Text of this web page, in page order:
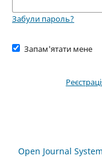
Забули пароль?
Запам'ятати мене
Open Journal